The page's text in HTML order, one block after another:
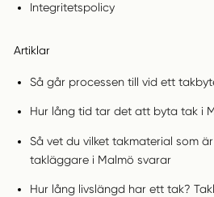
Integritetspolicy
Artiklar
Så går processen till vid ett
Hur lång tid tar det att byta tak i
Så vet du vilket takmaterial som
takläggare i Malmö svarar
Hur lång livslängd har ett tak?